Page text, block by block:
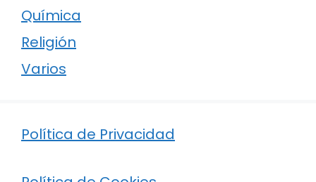
Química
Religión
Varios
Política de Privacidad